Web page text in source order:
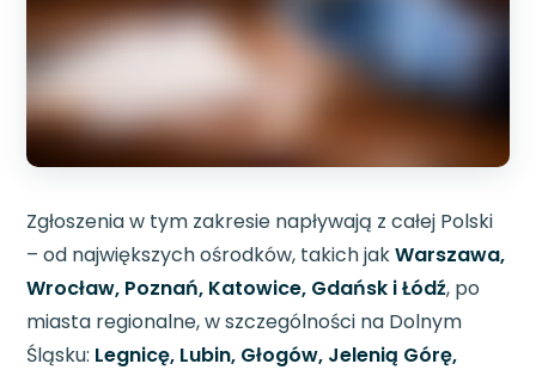
Zgłoszenia w tym zakresie napływają z całej Polski
– od największych ośrodków, takich jakWarszawa,
Wrocław, Poznań, Katowice, Gdańsk i Łódź, po
miasta regionalne, w szczególności na Dolnym
Śląsku: Legnicę, Lubin, Głogów, Jelenią Górę,